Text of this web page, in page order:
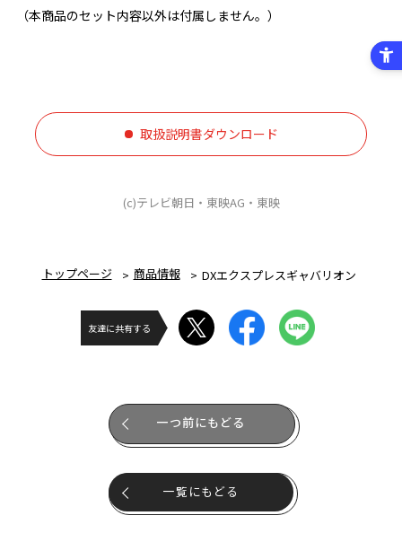
（本商品のセット内容以外は付属しません。）
取扱説明書ダウンロード
(c)テレビ朝日・東映AG・東映
トップページ 商品情報 DXエクスプレスギャバリオン
友達に共有する
一つ前にもどる
一覧にもどる